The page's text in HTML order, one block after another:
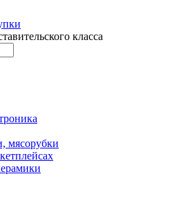
класса
мясорубки